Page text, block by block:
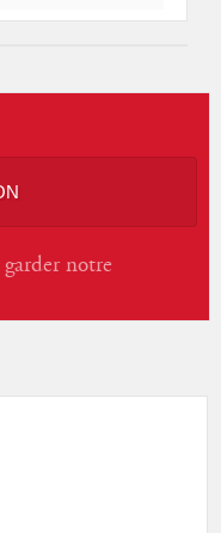
notre